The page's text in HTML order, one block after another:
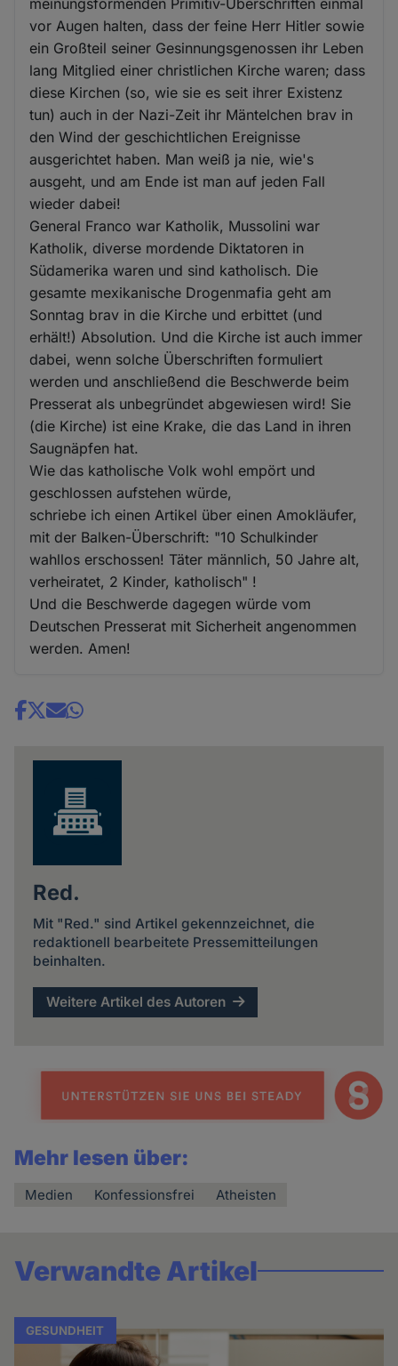
vor Augen halten, dass der feine Herr Hitler sowie
ein Großteil seiner Gesinnungsgenossen ihr Leben
lang Mitglied einer christlichen Kirche waren; dass
diese Kirchen (so, wie sie es seit ihrer Existenz
tun) auch in der Nazi-Zeit ihr Mäntelchen brav in
den Wind der geschichtlichen Ereignisse
ausgerichtet haben. Man weiß ja nie, wie's
ausgeht, und am Ende ist man auf jeden Fall
wieder dabei!
General Franco war Katholik, Mussolini war
Katholik, diverse mordende Diktatoren in
Südamerika waren und sind katholisch. Die
gesamte mexikanische Drogenmafia geht am
Sonntag brav in die Kirche und erbittet (und
erhält!) Absolution. Und die Kirche ist auch immer
dabei, wenn solche Überschriften formuliert
werden und anschließend die Beschwerde beim
Presserat als unbegründet abgewiesen wird! Sie
(die Kirche) ist eine Krake, die das Land in ihren
Saugnäpfen hat.
Wie das katholische Volk wohl empört und
geschlossen aufstehen würde,
schriebe ich einen Artikel über einen Amokläufer,
mit der Balken-Überschrift: "10 Schulkinder
wahllos erschossen! Täter männlich, 50 Jahre alt,
verheiratet, 2 Kinder, katholisch" !
Und die Beschwerde dagegen würde vom
Deutschen Presserat mit Sicherheit angenommen
werden. Amen!
Share
Red.
Mit "Red." sind Artikel gekennzeichnet, die
redaktionell bearbeitete Pressemitteilungen
beinhalten.
Weitere Artikel des Autoren
Mehr lesen über:
Medien Konfessionsfrei Atheisten
Verwandte Artikel
GESUNDHEIT